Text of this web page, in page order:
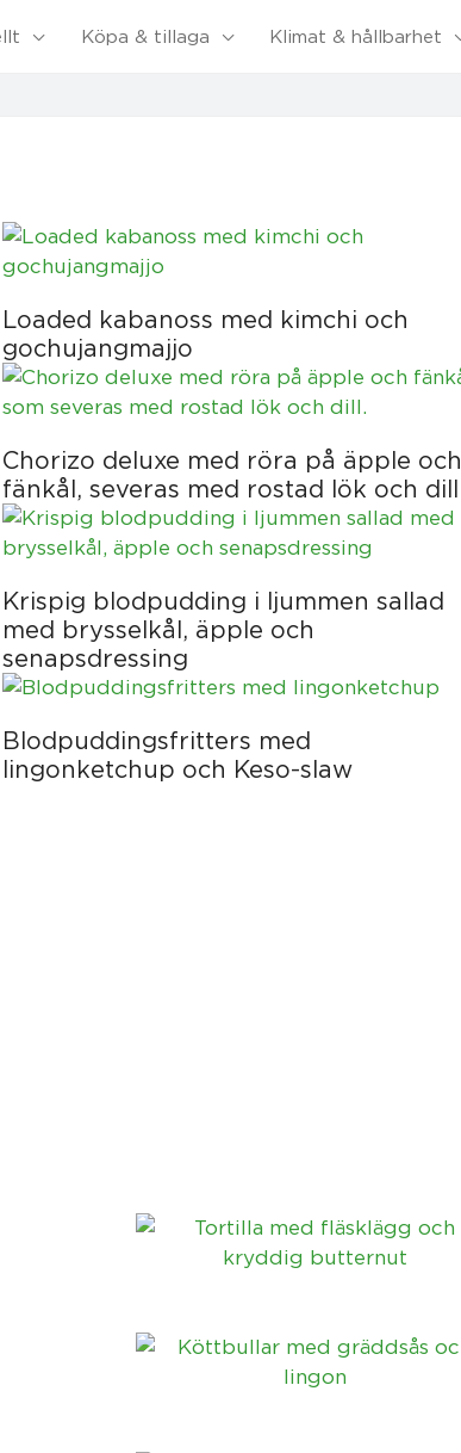
Köpa & tillaga Klimat & hållbarhet
Loaded kabanoss med kimchi och
gochujangmajjo
Chorizo deluxe med röra på äpple och
fänkål, severas med rostad lök och dill
Krispig blodpudding i ljummen sallad
med brysselkål, äpple och
senapsdressing
Blodpuddingsfritters med
lingonketchup och Keso-slaw